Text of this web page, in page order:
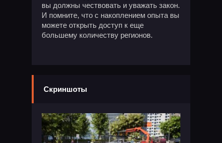
вы должны чествовать и уважать закон.
И помните, что с накоплением опыта вы
можете открыть доступ к еще
большему количеству регионов.
Скриншоты